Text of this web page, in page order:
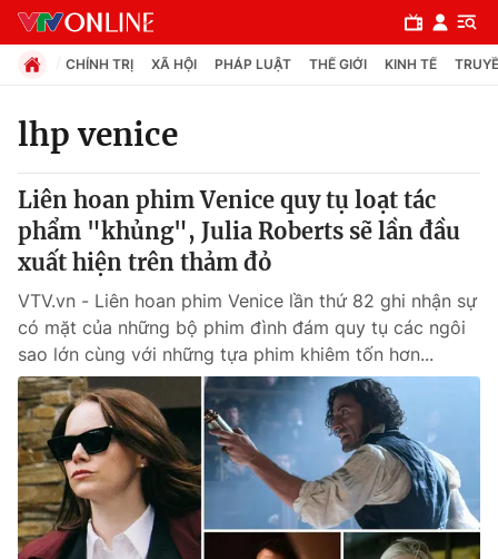
Chuyên mục
Chính trị
Pháp luật
Y tế
Thế giới
Tin tức
Kinh tế
CHÍNH TRỊ XÃ HỘI PHÁP LUẬT THẾ GIỚI KINH TẾ
lhp venice
Liên hoan phim Venice quy tụ loạt tác
phẩm "khủng", Julia Roberts sẽ lần đầu
xuất hiện trên thảm đỏ
VTV.vn - Liên hoan phim Venice lần thứ 82 ghi nhận sự
có mặt của những bộ phim đình đám quy tụ các ngôi
sao lớn cùng với những tựa phim khiêm tốn hơn...